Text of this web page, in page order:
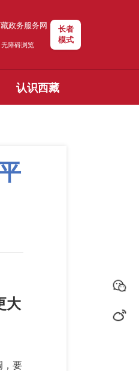
政务服务网
无障碍浏览
长者
模式
认识西藏
大
，要